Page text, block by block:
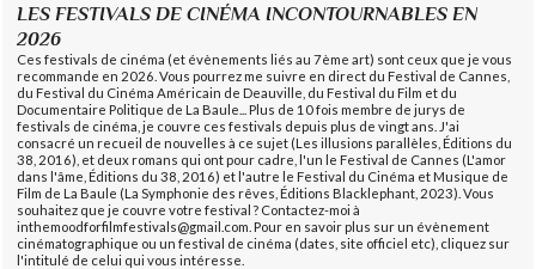
LES FESTIVALS DE CINÉMA INCONTOURNABLES EN
2026
Ces festivals de cinéma (et évènements liés au 7ème art) sont ceux que je vous
recommande en 2026. Vous pourrez me suivre en direct du Festival de Cannes,
du Festival du Cinéma Américain de Deauville, du Festival du Film et du
Documentaire Politique de La Baule... Plus de 10 fois membre de jurys de
festivals de cinéma, je couvre ces festivals depuis plus de vingt ans. J'ai
consacré un recueil de nouvelles à ce sujet (Les illusions parallèles, Éditions du
38, 2016), et deux romans qui ont pour cadre, l'un le Festival de Cannes (L'amor
dans l'âme, Éditions du 38, 2016) et l'autre le Festival du Cinéma et Musique de
Film de La Baule (La Symphonie des rêves, Éditions Blacklephant, 2023). Vous
souhaitez que je couvre votre festival ? Contactez-moi à
inthemoodforfilmfestivals@gmail.com. Pour en savoir plus sur un évènement
cinématographique ou un festival de cinéma (dates, site officiel etc), cliquez sur
l'intitulé de celui qui vous intéresse.